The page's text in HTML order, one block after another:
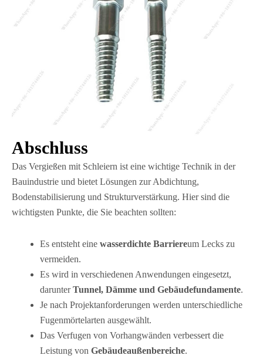
Abschluss
Das Vergießen mit Schleiern ist eine wichtige Technik in der
Bauindustrie und bietet Lösungen zur Abdichtung,
Bodenstabilisierung und Strukturverstärkung. Hier sind die
wichtigsten Punkte, die Sie beachten sollten:
Es entsteht eine wasserdichte Barriereum Lecks zu
vermeiden.
Es wird in verschiedenen Anwendungen eingesetzt,
darunterTunnel, Dämme und Gebäudefundamente.
Je nach Projektanforderungen werden unterschiedliche
Fugenmörtelarten ausgewählt.
Das Verfugen von Vorhangwänden verbessert die
Leistung von Gebäudeaußenbereiche.